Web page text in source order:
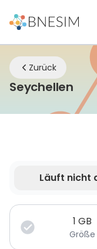
Zurück
Seychellen
Läuft nicht
Deine Daten sind
1 GB
Größe